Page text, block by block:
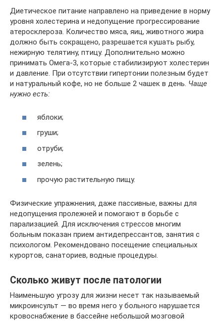
Диетическое питание направлено на приведение в норму
уровня холестерина и недопущение прогрессирование
атеросклероза. Количество мяса, яиц, животного жира
должно быть сокращено, разрешается кушать рыбу,
нежирную телятину, птицу. Дополнительно можно
принимать Омега-3, которые стабилизируют холестерин
и давление. При отсутствии гипертонии полезным будет
и натуральный кофе, но не больше 2 чашек в день. Чаще
нужно есть:
яблоки;
груши;
отруби;
зелень;
прочую растительную пищу.
Физические упражнения, даже пассивные, важны для
недопущения пролежней и помогают в борьбе с
парализацией. Для исключения стрессов многим
больным показан прием антидепрессантов, занятия с
психологом. Рекомендовано посещение специальных
курортов, санаториев, водные процедуры.
Сколько живут после патологии
Наименьшую угрозу для жизни несет так называемый
микроинсульт — во время него у больного нарушается
кровоснабжение в бассейне небольшой мозговой